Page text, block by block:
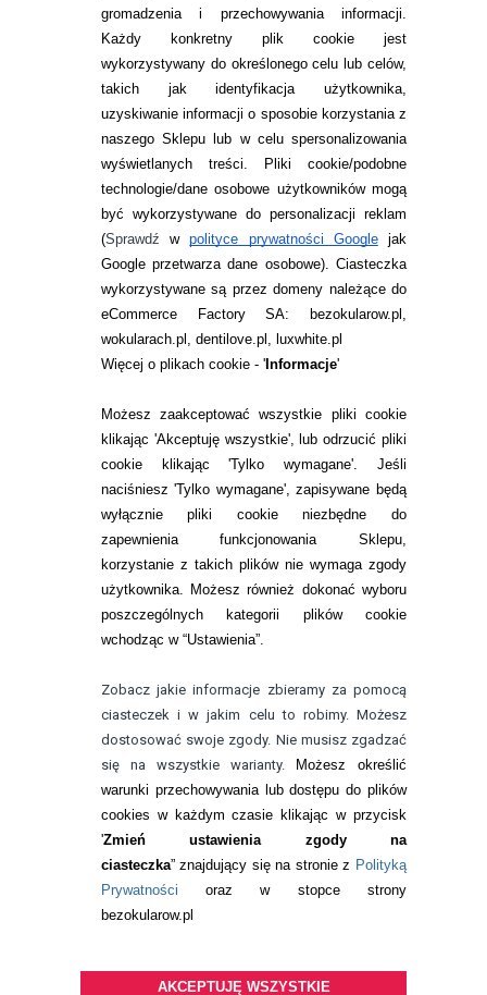
gromadzenia i przechowywania informacji.
Każdy konkretny plik cookie jest
wykorzystywany do określonego celu lub celów,
takich jak identyfikacja użytkownika,
uzyskiwanie informacji o sposobie korzystania z
naszego Sklepu lub w celu spersonalizowania
wyświetlanych treści.
Pliki cookie/podobne
technologie/dane osobowe użytkowników mogą
być wykorzystywane do personalizacji reklam
(Sprawdźwpolityce prywatności Googlejak
Google przetwarza dane osobowe). Ciasteczka
wykorzystywane są przez domeny należące do
eCommerce Factory SA: bezokularow.pl,
wokularach.pl, dentilove.pl, luxwhite.pl
Więcej o plikach cookie - 'Informacje'
Możesz zaakceptować wszystkie pliki cookie
klikając 'Akceptuję wszystkie', lub odrzucić pliki
cookie klikając 'Tylko wymagane'. Jeśli
naciśniesz 'Tylko wymagane', zapisywane będą
wyłącznie pliki cookie niezbędne do
zapewnienia funkcjonowania Sklepu,
korzystanie z takich plików nie wymaga zgody
użytkownika. Możesz również dokonać wyboru
poszczególnych kategorii plików cookie
wchodząc w “Ustawienia”.
Zobacz jakie informacje zbieramy za pomocą
ciasteczek i w jakim celu to robimy. Możesz
dostosować swoje zgody. Nie musisz zgadzać
się na wszystkie warianty.
Możesz określić
warunki przechowywania lub dostępu do plików
cookies w każdym czasie klikając w przycisk
'Zmień ustawienia zgody na
ciasteczka” znajdujący się na stronie z Polityką
Prywatności oraz w stopce strony
bezokularow.pl
AKCEPTUJĘ WSZYSTKIE
INFORMACJE KONTAKTOWE
JAK ZAMAWIAĆ?
ZWROTY I REKLAMACJA
WARUNKI ZAKUPÓW
RANKINGI SOCZEWEK
SOCZEWKI KOLOROWE
Zwrot (odstąpienie od umowy)
ZMIEŃ USTAWIENIA ZGODY NA CIASTECZKA
KONTAKT
telefon:
22 113 44 42
telefon:
732 08 08 72
kontakt@bezokularow.pl
BEZOKULARÓW.PL | soczewki kontaktowe i płyny